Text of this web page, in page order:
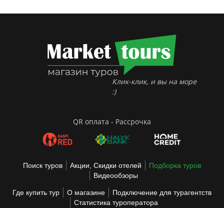
Клик-клик, и вы на море
:)
QR оплата - Рассрочка
Поиск туров Акции, Скидки отелей
Подборка туров
Видеообзоры
Где купить тур О магазине
Подключение для турагентств
Статистика туроператора